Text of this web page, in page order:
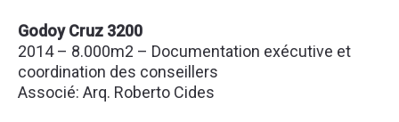
Godoy Cruz 3200
2014 – 8.000m2 – Documentation exécutive et
coordination des conseillers
Associé: Arq. Roberto Cides